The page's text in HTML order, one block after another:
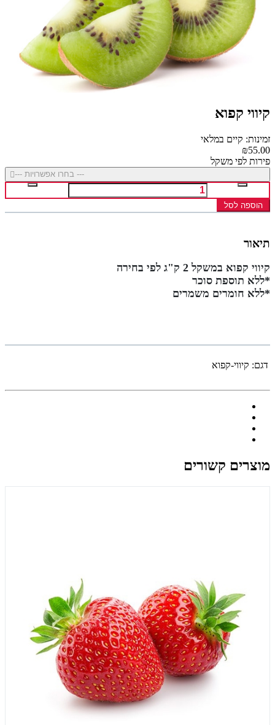
קיווי קפוא
זמינות: קיים במלאי
₪55.00
פירות לפי משקל
--- בחרו אפשרויות ---
הוספה לסל
תיאור
קיווי קפוא במשקל 2 ק"ג לפי בחירה
*ללא תוספת סוכר
*ללא חומרים משמרים
דגם: קיווי-קפוא
מוצרים קשורים